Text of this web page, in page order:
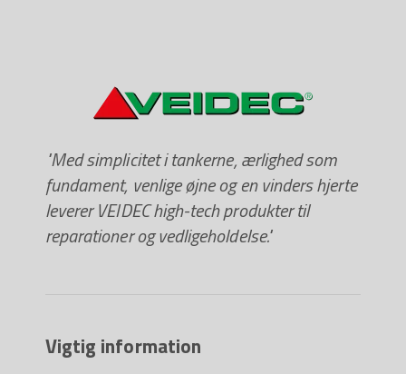
"Med simplicitet i tankerne, ærlighed som
fundament, venlige øjne og en vinders hjerte
leverer VEIDEC high-tech produkter til
reparationer og vedligeholdelse."
Vigtig information